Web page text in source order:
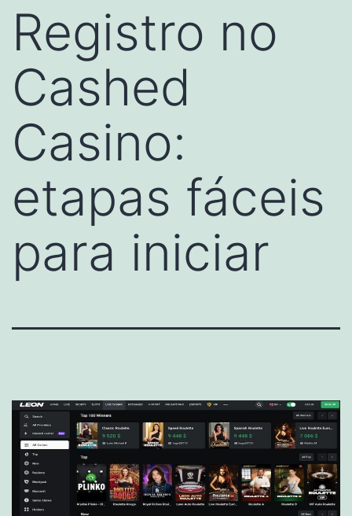
Registro no
Cashed
Casino:
etapas fáceis
para iniciar